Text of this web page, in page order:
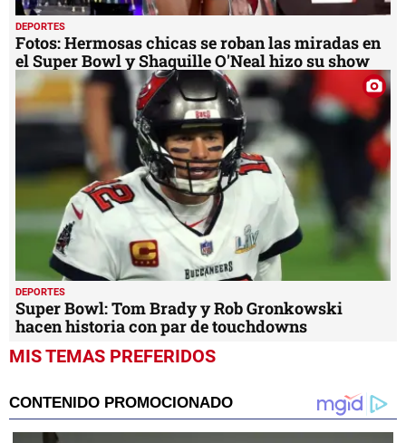
DEPORTES
Fotos: Hermosas chicas se roban las miradas en
el Super Bowl y Shaquille O'Neal hizo su show
DEPORTES
Super Bowl: Tom Brady y Rob Gronkowski
hacen historia con par de touchdowns
MIS TEMAS PREFERIDOS